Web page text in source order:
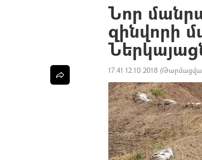
Նոր
զինվորի
17:41 12.10.2018